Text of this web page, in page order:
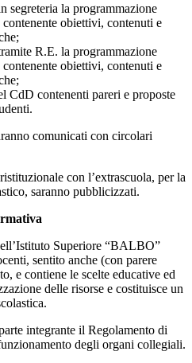
segreteria la programmazione
obiettivi, contenuti e
R.E. la programmazione
obiettivi, contenuti e
CdD contenenti pareri e proposte
comunicati con circolari
con l’extrascuola, per la
saranno pubblicizzati.
Superiore “BALBO”
sentito anche (con parere
e contiene le scelte educative ed
delle risorse e costituisce un
integrante il Regolamento di
degli organi collegiali.